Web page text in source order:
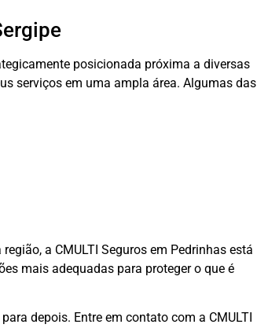
posicionada próxima a diversas
serviços em uma ampla área. Algumas das
a CMULTI Seguros em Pedrinhas está
mais adequadas para proteger o que é
depois. Entre em contato com a CMULTI